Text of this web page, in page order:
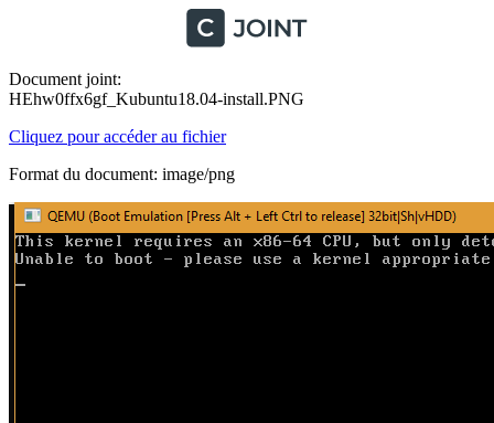
Document joint:
HEhw0ffx6gf_Kubuntu18.04-install.PNG
Cliquez pour accéder au fichier
Format du document: image/png